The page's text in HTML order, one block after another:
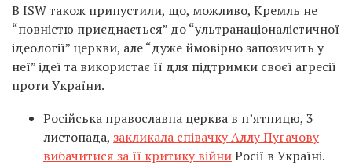
В ISW також припустили, що, можливо, Кремль не
“повністю приєднається” до “ультранаціоналістичної
ідеології” церкви, але “дуже ймовірно запозичить у
неї” ідеї та використає її для підтримки своєї агресії
проти України.
Російська православна церква в п’ятницю, 3
листопада, закликала співачку Аллу Пугачову
вибачитися за її критику війниРосії в Україні.